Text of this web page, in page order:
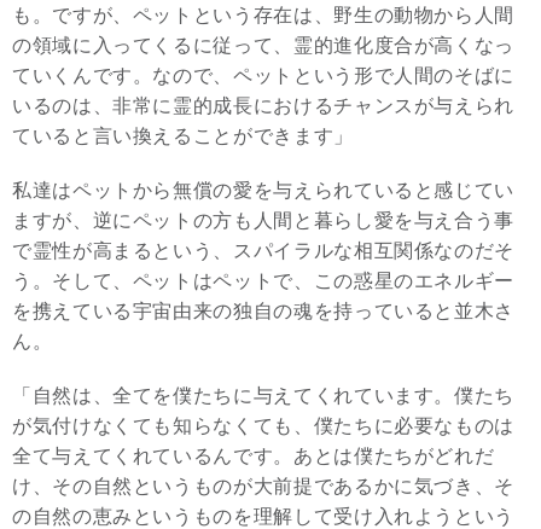
も。ですが、ペットという存在は、野生の動物から人間
の領域に入ってくるに従って、霊的進化度合が高くなっ
ていくんです。なので、ペットという形で人間のそばに
いるのは、非常に霊的成長におけるチャンスが与えられ
ていると言い換えることができます」
私達はペットから無償の愛を与えられていると感じてい
ますが、逆にペットの方も人間と暮らし愛を与え合う事
で霊性が高まるという、スパイラルな相互関係なのだそ
う。そして、ペットはペットで、この惑星のエネルギー
を携えている宇宙由来の独自の魂を持っていると並木さ
ん。
「自然は、全てを僕たちに与えてくれています。僕たち
が気付けなくても知らなくても、僕たちに必要なものは
全て与えてくれているんです。あとは僕たちがどれだ
け、その自然というものが大前提であるかに気づき、そ
の自然の恵みというものを理解して受け入れようという